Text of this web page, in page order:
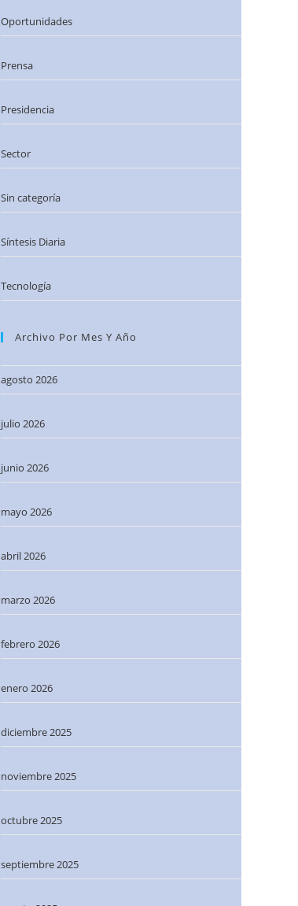
Oportunidades
Prensa
Presidencia
Sector
Sin categoría
Síntesis Diaria
Tecnología
Archivo Por Mes Y Año
agosto 2026
julio 2026
junio 2026
mayo 2026
abril 2026
marzo 2026
febrero 2026
enero 2026
diciembre 2025
noviembre 2025
octubre 2025
septiembre 2025